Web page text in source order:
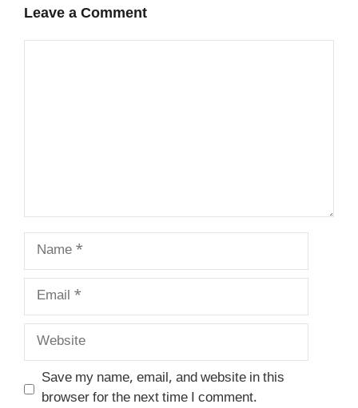
Leave a Comment
Name
Email
Website
Save my name, email, and website in this
browser for the next time I comment.